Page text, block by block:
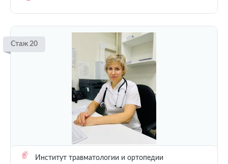
Стаж 20
Институт травматологии и ортопедии